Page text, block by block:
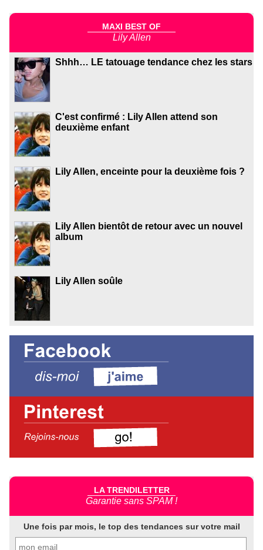
MAXI BEST OF
Lily Allen
Shhh… LE tatouage tendance chez les stars
C'est confirmé : Lily Allen attend son
deuxième enfant
Lily Allen, enceinte pour la deuxième fois ?
Lily Allen bientôt de retour avec un nouvel
album
Lily Allen soûle
LA TRENDILETTER
Garantie sans SPAM !
Une fois par mois, le top des tendances sur votre mail